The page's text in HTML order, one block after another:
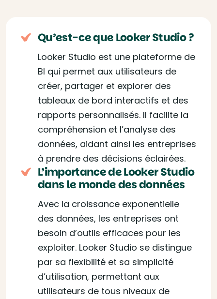
Qu’est-ce que Looker Studio ?
Looker Studio est une plateforme de
BI qui permet aux utilisateurs de
créer, partager et explorer des
tableaux de bord interactifs et des
rapports personnalisés. Il facilite la
compréhension et l’analyse des
données, aidant ainsi les entreprises
à prendre des décisions éclairées.
L’importance de Looker Studio
dans le monde des données
Avec la croissance exponentielle
des données, les entreprises ont
besoin d’outils efficaces pour les
exploiter. Looker Studio se distingue
par sa flexibilité et sa simplicité
d’utilisation, permettant aux
utilisateurs de tous niveaux de